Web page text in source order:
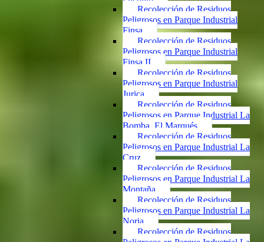
Recolección de Residuos
Peligrosos en Parque Industrial
Finsa
Recolección de Residuos
Peligrosos en Parque Industrial
Finsa II
Recolección de Residuos
Peligrosos en Parque Industrial
Jurica
Recolección de Residuos
Peligrosos en Parque Industrial La
Bomba, El Marqués
Recolección de Residuos
Peligrosos en Parque Industrial La
Cruz
Recolección de Residuos
Peligrosos en Parque Industrial La
Montaña
Recolección de Residuos
Peligrosos en Parque Industrial La
Noria
Recolección de Residuos